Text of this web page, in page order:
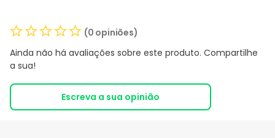
(0 opiniões)
Ainda não há avaliações sobre este produto. Compartilhe
a sua!
Escreva a sua opinião